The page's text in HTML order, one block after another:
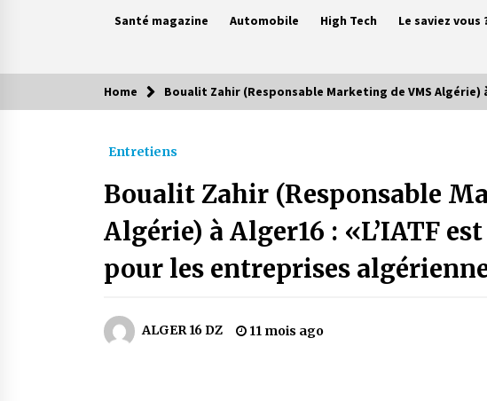
Santé magazine Automobile High Tech Le saviez vous
Le saviez vous ?
3 jours ago
Carte Chiffa : Mise à jour au niveau
pour les ayants droit
6 jours ago
En service à partir du 1er août
prochain : Lancement de la
Home Boualit Zahir (Responsable Marketing de VMS Algérie)
Entretiens
Boualit Zahir (Responsable
Algérie) à Alger16 : «L’IATF
pour les entreprises
ALGER 16 DZ 11 mois ago